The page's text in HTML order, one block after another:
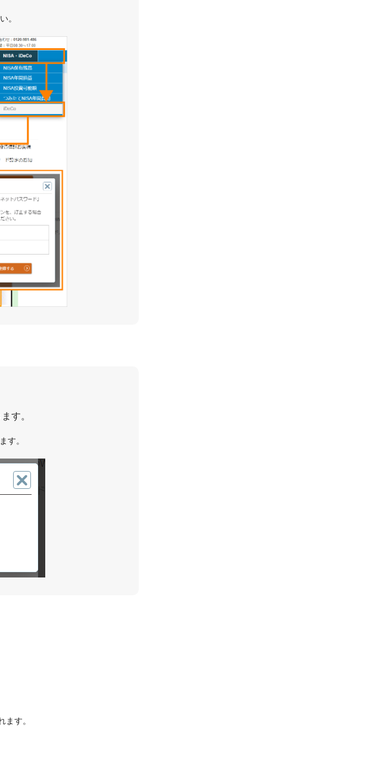
。
す。
す。
す。